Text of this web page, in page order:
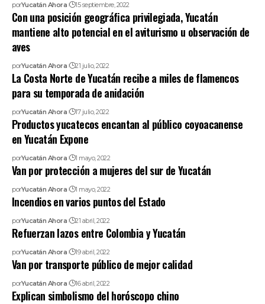
porYucatán Ahora 15 septiembre, 2022
Con una posición geográfica privilegiada, Yucatán
mantiene alto potencial en el aviturismo u observación de
aves
porYucatán Ahora 21 julio, 2022
La Costa Norte de Yucatán recibe a miles de flamencos
para su temporada de anidación
porYucatán Ahora 17 julio, 2022
Productos yucatecos encantan al público coyoacanense
en Yucatán Expone
porYucatán Ahora 1 mayo, 2022
Van por protección a mujeres del sur de Yucatán
porYucatán Ahora 1 mayo, 2022
Incendios en varios puntos del Estado
porYucatán Ahora 21 abril, 2022
Refuerzan lazos entre Colombia y Yucatán
porYucatán Ahora 19 abril, 2022
Van por transporte público de mejor calidad
porYucatán Ahora 16 abril, 2022
Explican simbolismo del horóscopo chino